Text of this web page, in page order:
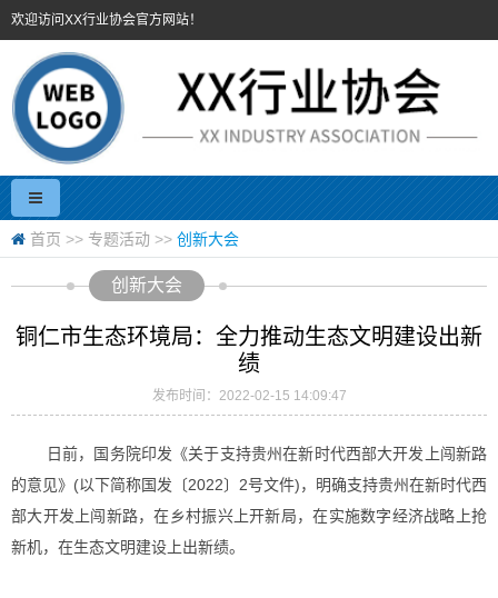
欢迎访问XX行业协会官方网站！
首页 >> 专题活动 >> 创新大会
创新大会
铜仁市生态环境局：全力推动生态文明建设出新
绩
发布时间：2022-02-15 14:09:47
日前，国务院印发《关于支持贵州在新时代西部大开发上闯新路
的意见》(以下简称国发〔2022〕2号文件)，明确支持贵州在新时代西
部大开发上闯新路，在乡村振兴上开新局，在实施数字经济战略上抢
新机，在生态文明建设上出新绩。